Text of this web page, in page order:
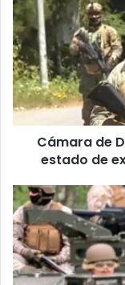
de
Diputados
aprueba
prórroga
el
estado
de
excepción
sur
Cámara de
estado de
Senado
aprueba
tercera
prórroga
del
estado